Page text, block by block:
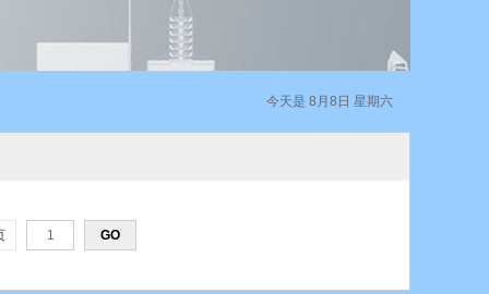
今天是 8月8日 星期六